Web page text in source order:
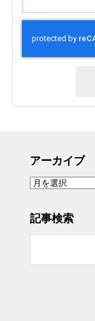
アーカイブ
ア
ー
ブ
記事検索